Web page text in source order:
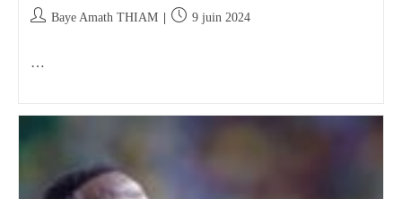
Baye Amath THIAM 9 juin 2024
…